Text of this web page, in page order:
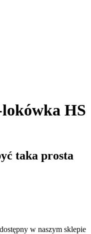
HS
taka prosta
w naszym sklepie